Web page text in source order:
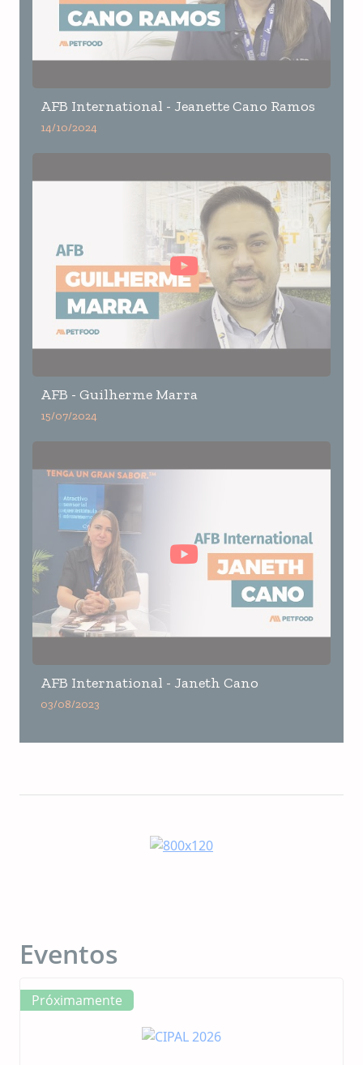
AFB International - Jeanette Cano Ramos
14/10/2024
AFB - Guilherme Marra
15/07/2024
AFB International - Janeth Cano
03/08/2023
Eventos
Próximamente